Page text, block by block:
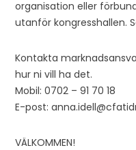
organisation eller
utanför kongresshallen.
Kontakta
hur ni vill ha det.
Mobil: 0702 – 91 70 18
E-post:
VÄLKOMMEN!